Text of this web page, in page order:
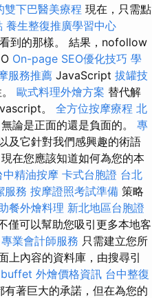
雙下巴醫美療程 現在，只需點
養生整復推廣學習中心
到的那樣。 結果，nofollow
On-page SEO優化技巧 學
服務推薦 JavaScript 拔罐技
歐式料理外燴方案 替代解
。 全方位按摩療程 北
論是正面的還是負面的。 專
及它針對我們感興趣的術語
在您應該知道如何為您的本
中精油按摩 卡式台胞證 台北
服務 按摩證照考試準備 策略
餐外燴料理 新北地區台胞證
僅可以幫助您吸引更多本地客
專業會計師服務 只需建立您所
上內容的資料庫，由搜尋引
外燴價格資訊 台中整復
著巨大的承諾，但在為您的